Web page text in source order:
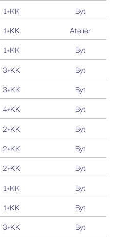
1+KK
Byt
1+KK
Atelier
1+KK
Byt
3+KK
Byt
3+KK
Byt
4+KK
Byt
2+KK
Byt
2+KK
Byt
2+KK
Byt
1+KK
Byt
1+KK
Byt
3+KK
Byt